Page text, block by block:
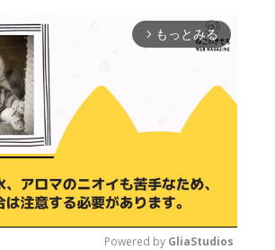
arrow_forward_ios もっとみる
Powered by GliaStudios